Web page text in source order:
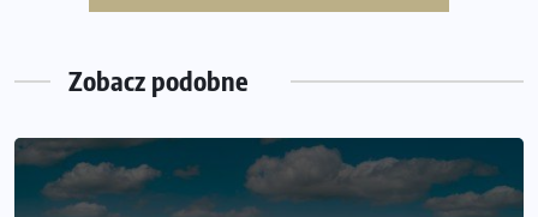
i Półmaraton Szczeciński. Wszystko, co warto wiedzieć
Zobacz podobne